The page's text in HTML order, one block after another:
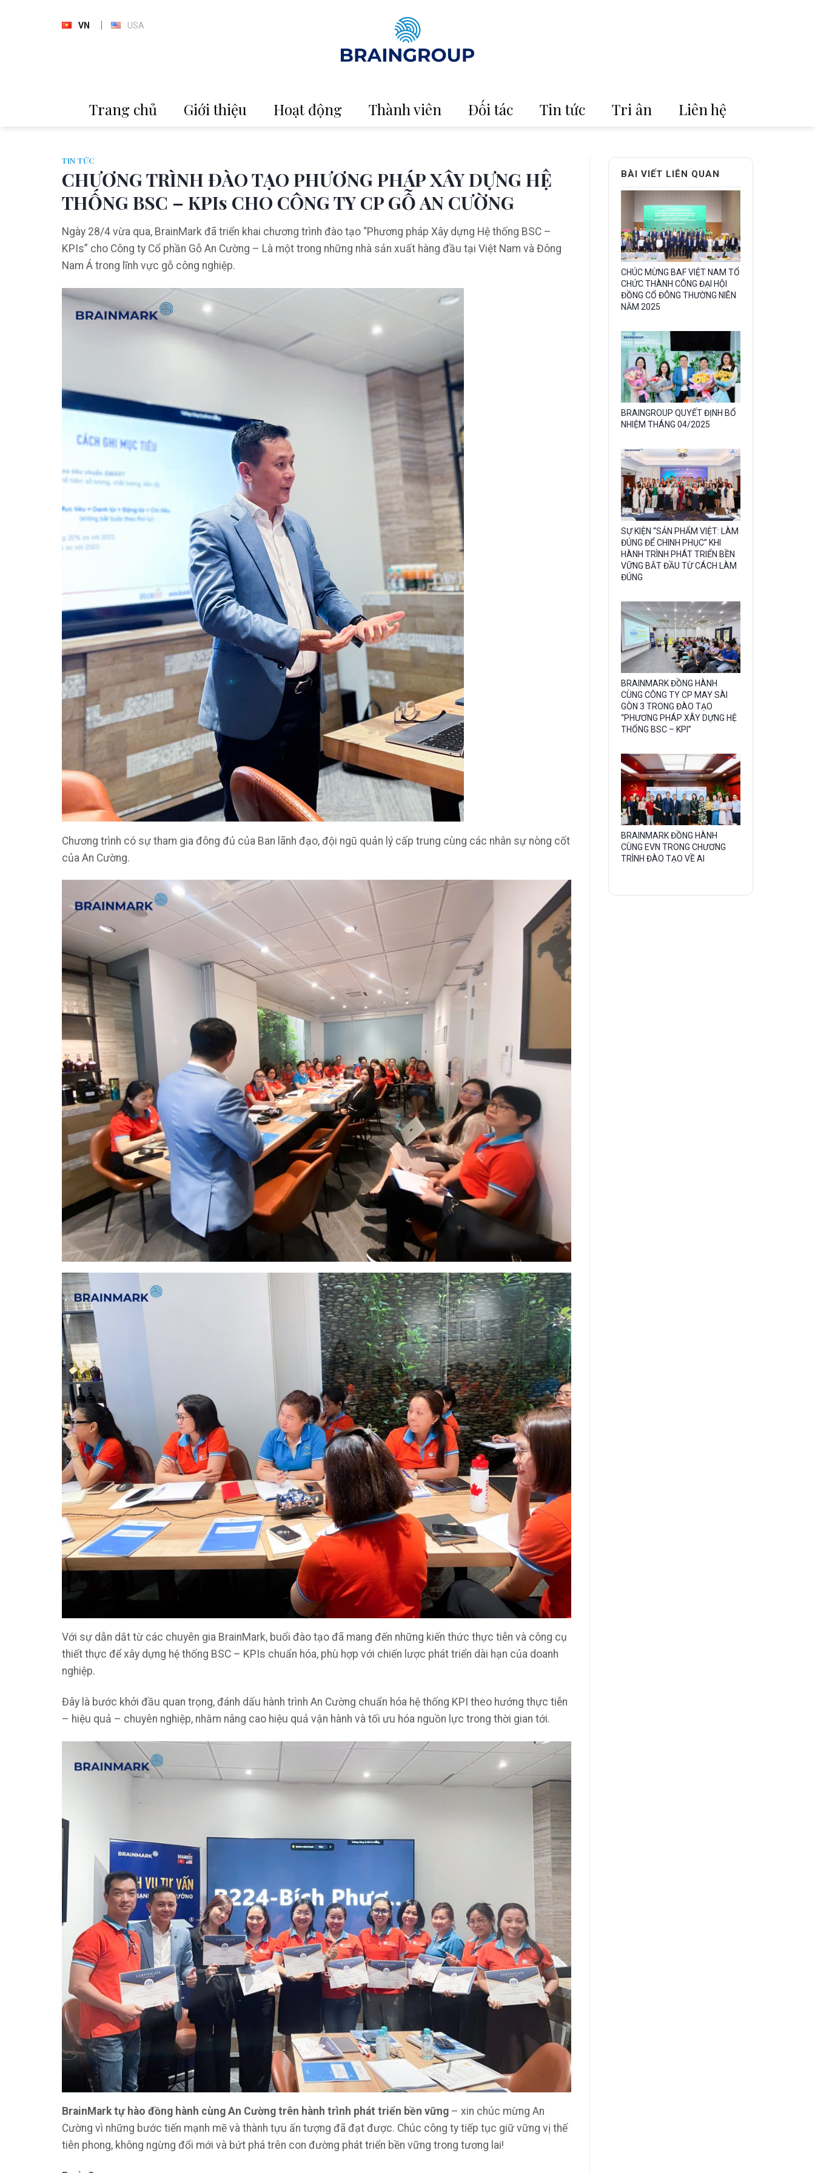
VN USA
Trang chủ Giới thiệu Hoạt động Thành viên Đối tác Tin tức Tri ân Liên hệ
TIN TỨC
CHƯƠNG TRÌNH ĐÀO TẠO PHƯƠNG PHÁP XÂY DỰNG HỆ
THỐNG BSC – KPIs CHO CÔNG TY CP GỖ AN CƯỜNG
Ngày 28/4 vừa qua, BrainMark đã triển khai chương trình đào tạo “Phương pháp Xây dựng Hệ thống BSC –
KPIs” cho Công ty Cổ phần Gỗ An Cường – Là một trong những nhà sản xuất hàng đầu tại Việt Nam và Đông
Nam Á trong lĩnh vực gỗ công nghiệp.
Chương trình có sự tham gia đông đủ của Ban lãnh đạo, đội ngũ quản lý cấp trung cùng các nhân sự nòng cốt
của An Cường.
Với sự dẫn dắt từ các chuyên gia BrainMark, buổi đào tạo đã mang đến những kiến thức thực tiễn và công cụ
thiết thực để xây dựng hệ thống BSC – KPIs chuẩn hóa, phù hợp với chiến lược phát triển dài hạn của doanh
nghiệp.
Đây là bước khởi đầu quan trọng, đánh dấu hành trình An Cường chuẩn hóa hệ thống KPI theo hướng thực tiễn
– hiệu quả – chuyên nghiệp, nhằm nâng cao hiệu quả vận hành và tối ưu hóa nguồn lực trong thời gian tới.
BrainMark tự hào đồng hành cùng An Cường trên hành trình phát triển bền vững – xin chúc mừng An
Cường vì những bước tiến mạnh mẽ và thành tựu ấn tượng đã đạt được. Chúc công ty tiếp tục giữ vững vị thế
tiên phong, không ngừng đổi mới và bứt phá trên con đường phát triển bền vững trong tương lai!
BÀI VIẾT LIÊN QUAN
Gallery
image
CHÚC MỪNG BAF VIỆT NAM TỔ
CHỨC THÀNH CÔNG ĐẠI HỘI
ĐỒNG CỔ ĐÔNG THƯỜNG NIÊN
NĂM 2025
Gallery
image
caption:
BRAINGROUP QUYẾT ĐỊNH BỔ
NHIỆM THÁNG 04/2025
Gallery
image
with
SỰ KIỆN “SẢN PHẨM VIỆT: LÀM
ĐÚNG ĐỂ CHINH PHỤC” KHI
HÀNH TRÌNH PHÁT TRIỂN BỀN
VỮNG BẮT ĐẦU TỪ CÁCH LÀM
ĐÚNG
Gallery
image
with
caption:
BRAINMARK ĐỒNG HÀNH
CÙNG CÔNG TY CP MAY SÀI
GÒN 3 TRONG ĐÀO TẠO
“PHƯƠNG PHÁP XÂY DỰNG HỆ
THỐNG BSC – KPI”
Gallery
image
BRAINMARK ĐỒNG HÀNH
CÙNG EVN TRONG CHƯƠNG
TRÌNH ĐÀO TẠO VỀ AI